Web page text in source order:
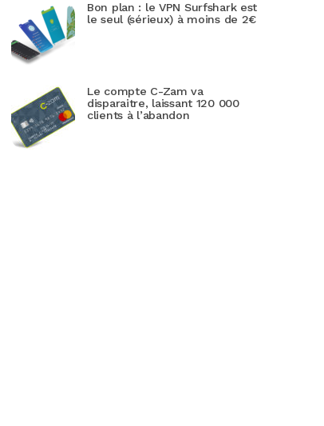
Bon plan : le VPN Surfshark est
le seul (sérieux) à moins de 2€
Le compte C-Zam va
disparaitre, laissant 120 000
clients à l’abandon